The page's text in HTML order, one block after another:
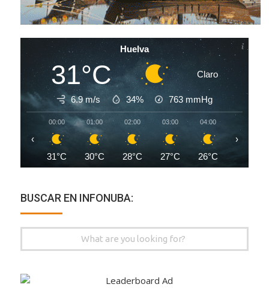
Huelva
31°C Claro
6.9 m/s 34% 763 mmHg
00:00
31°C
01:00
30°C
02:00
28°C
03:00
27°C
04:00
26°C 25°C
‹ ›
BUSCAR EN INFONUBA:
for: